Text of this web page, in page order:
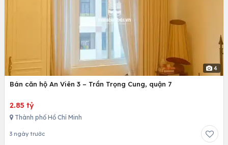
4
Bán căn hộ An Viên 3 – Trần Trọng Cung, quận 7
2.85 tỷ
Thành phố Hồ Chí Minh
3 ngày trước